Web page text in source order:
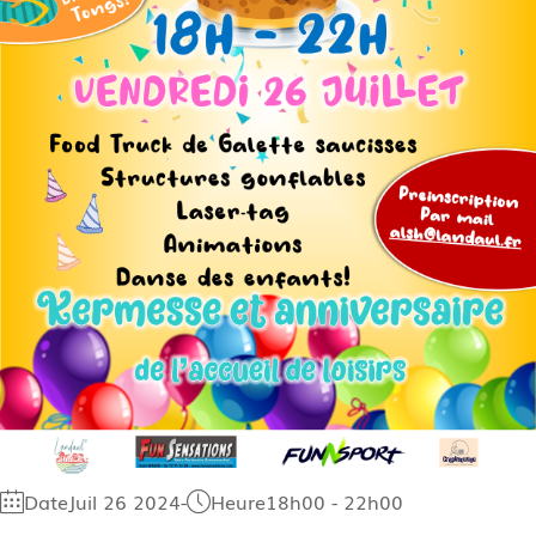
DateJuil 26 2024- Heure18h00 - 22h00